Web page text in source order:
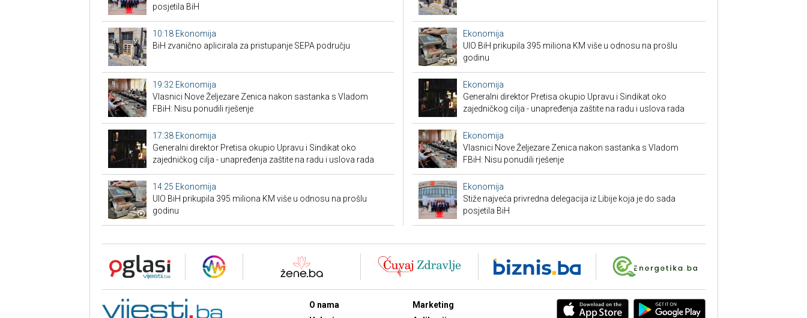
posjetila BiH
10:18 Ekonomija
BiH zvanično aplicirala za pristupanje SEPA području
19:32 Ekonomija
Vlasnici Nove Željezare Zenica nakon sastanka s Vladom
FBiH: Nisu ponudili rješenje
17:38 Ekonomija
Generalni direktor Pretisa okupio Upravu i Sindikat oko
zajedničkog cilja - unapređenja zaštite na radu i uslova rada
14:25 Ekonomija
UIO BiH prikupila 395 miliona KM više u odnosu na prošlu
godinu
Ekonomija
UIO BiH prikupila 395 miliona KM više u odnosu na prošlu
godinu
Ekonomija
Generalni direktor Pretisa okupio Upravu i Sindikat oko
zajedničkog cilja - unapređenja zaštite na radu i uslova rada
Ekonomija
Vlasnici Nove Željezare Zenica nakon sastanka s Vladom
FBiH: Nisu ponudili rješenje
Ekonomija
Stiže najveća privredna delegacija iz Libije koja je do sada
posjetila BiH
O nama
Marketing